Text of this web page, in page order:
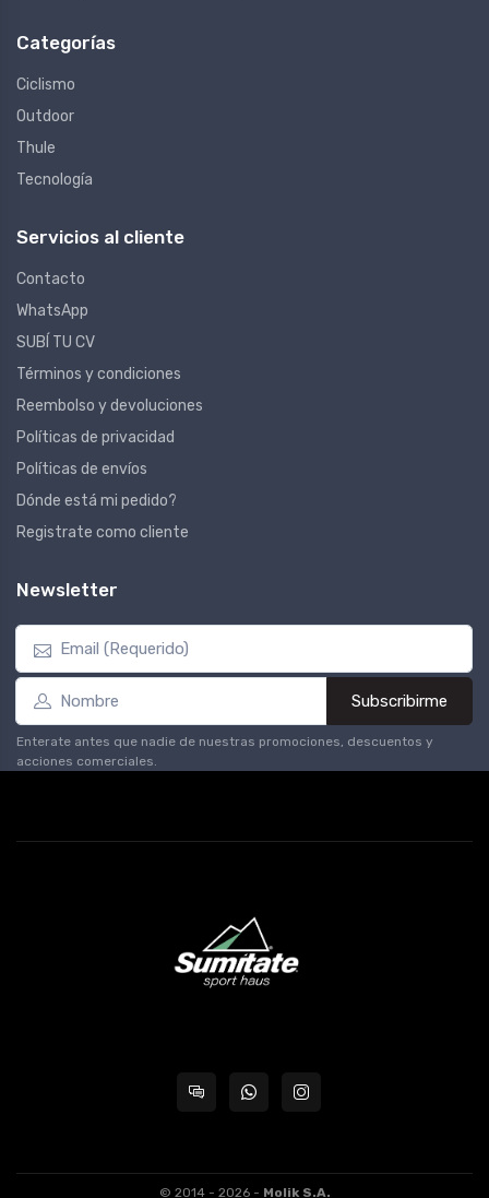
Categorías
Ciclismo
Outdoor
Thule
Tecnología
Servicios al cliente
Contacto
WhatsApp
SUBÍ TU CV
Términos y condiciones
Reembolso y devoluciones
Políticas de privacidad
Políticas de envíos
Dónde está mi pedido?
Registrate como cliente
Newsletter
Subscribirme
Enterate antes que nadie de nuestras promociones, descuentos y
acciones comerciales.
© 2014 - 2026 - Molik S.A.